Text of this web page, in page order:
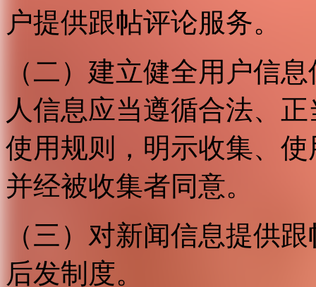
户提供跟帖评论服务。
（二）建立健全用户信
人信息应当遵循合法、
使用规则，明示收集、
并经被收集者同意。
（三）对新闻信息提供
后发制度。